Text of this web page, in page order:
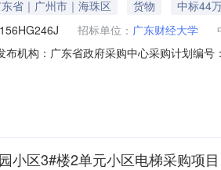
省｜广州市｜海珠区 货物
中标44
招标单位： 广东财经大学
布机构：广东省政府采购中心采购计划编
成交）金额安川双菱电梯有限公司浙江省
小区3#楼2单元小区电梯采购项目